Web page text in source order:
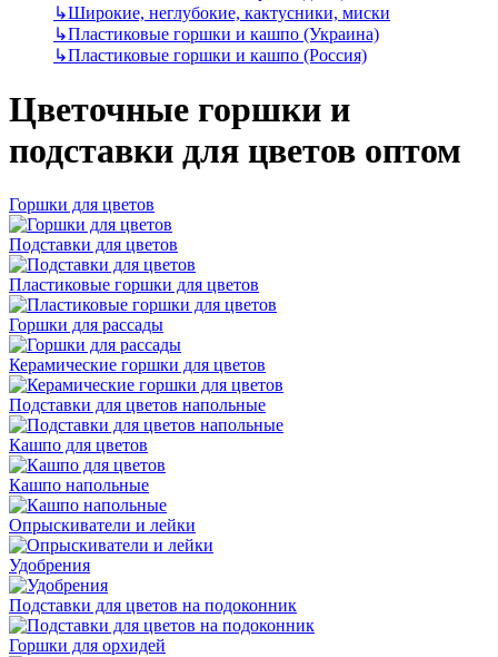
↳Широкие, неглубокие, кактусники, миски
↳Пластиковые горшки и кашпо (Украина)
↳Пластиковые горшки и кашпо (Россия)
Цветочные горшки и
подставки для цветов оптом
Горшки для цветов
Подставки для цветов
Пластиковые горшки для цветов
Горшки для рассады
Керамические горшки для цветов
Подставки для цветов напольные
Кашпо для цветов
Кашпо напольные
Опрыскиватели и лейки
Удобрения
Подставки для цветов на подоконник
Горшки для орхидей